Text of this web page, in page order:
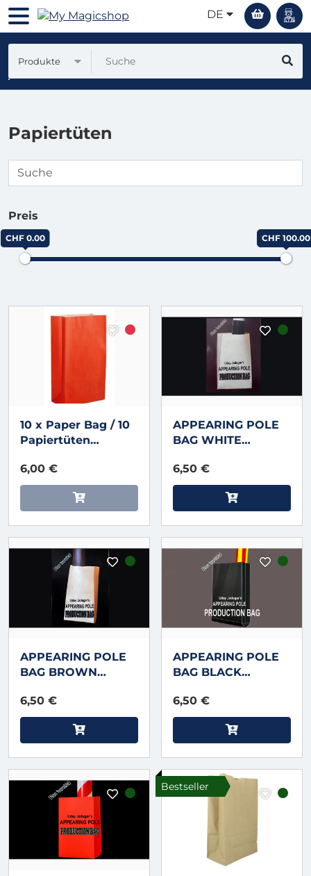
DE
Produkte
Papiertüten
Preis
CHF 0.00 CHF 100.00
10 x Paper Bag / 10
Papiertüten
hoch / in rot oder
blau
6,00 €
APPEARING POLE
BAG WHITE
Tear) by Uday
Jadugar
6,50 €
APPEARING POLE
BAG BROWN
Tear) by Uday
Jadugar
6,50 €
APPEARING POLE
BAG BLACK
Tear) by Uday
Jadugar
6,50 €
Bestseller